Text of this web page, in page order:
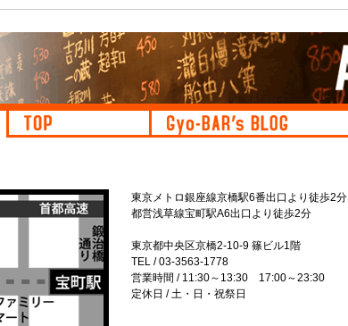
東京メトロ銀座線京橋駅6番出口より徒歩2分
都営浅草線宝町駅A6出口より徒歩2分
東京都中央区京橋2-10-9 篠ビル1階
TEL / 03-3563-1778
営業時間 / 11:30～13:30 17:00～23:30
定休日 / 土・日・祝祭日